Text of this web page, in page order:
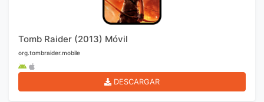
Tomb Raider (2013) Móvil
org.tombraider.mobile
DESCARGAR